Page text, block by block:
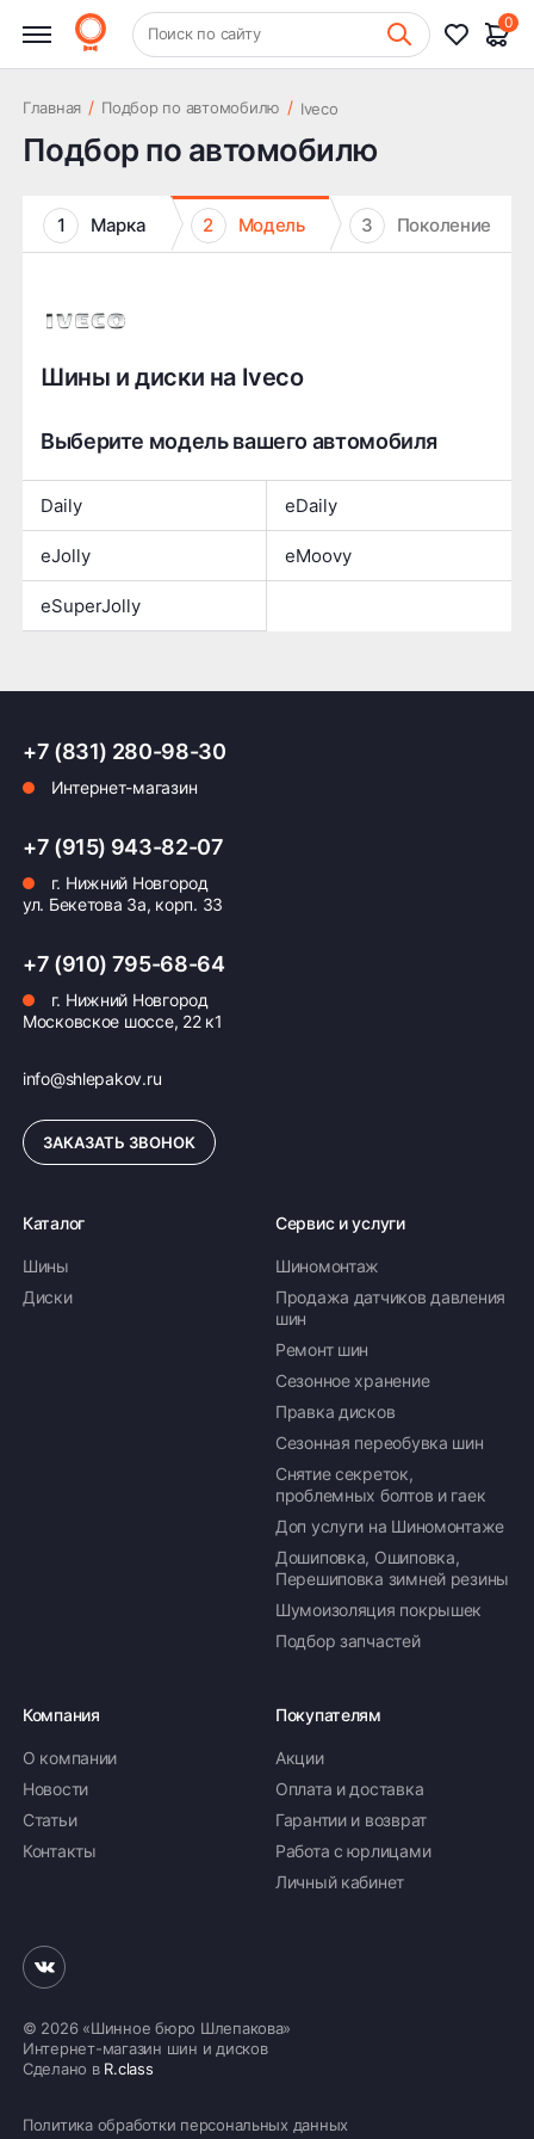
+7 (831) 261-35-35 Шиномонтаж
Поиск по сайту
0
Главная / Подбор по автомобилю / Iveco
Подбор по автомобилю
1 Марка 2 Модель 3 Поколение
Шины и диски на Iveco
Выберите модель вашего автомобиля
Daily eDaily
eJolly eMoovy
eSuperJolly
+7 (831) 280-98-30
Интернет-магазин
+7 (915) 943-82-07
г. Нижний Новгород
ул. Бекетова 3а, корп. 33
+7 (910) 795-68-64
г. Нижний Новгород
Московское шоссе, 22 к1
info@shlepakov.ru
ЗАКАЗАТЬ ЗВОНОК
Каталог
Шины
Диски
Сервис и услуги
Шиномонтаж
Продажа датчиков давления
шин
Ремонт шин
Сезонное хранение
Правка дисков
Сезонная переобувка шин
Снятие секреток,
проблемных болтов и гаек
Доп услуги на Шиномонтаже
Дошиповка, Ошиповка,
Перешиповка зимней резины
Шумоизоляция покрышек
Подбор запчастей
Компания
О компании
Новости
Статьи
Контакты
Покупателям
Акции
Оплата и доставка
Гарантии и возврат
Работа с юрлицами
Личный кабинет
© 2026 «Шинное бюро Шлепакова»
Интернет-магазин шин и дисков
Сделано в R.class
Политика обработки персональных данных